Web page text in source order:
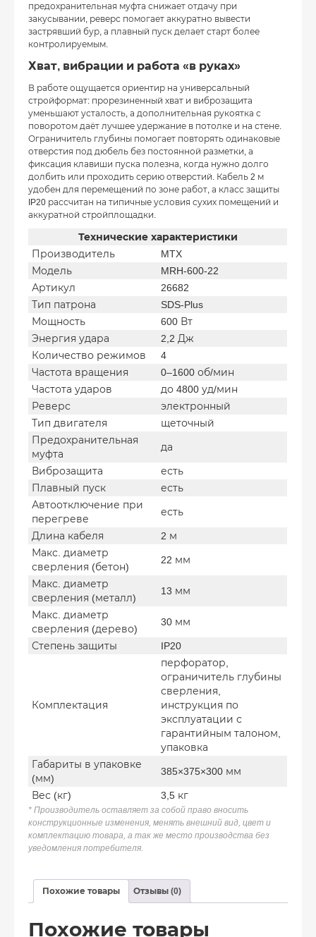
предохранительная муфта снижает отдачу при
закусывании, реверс помогает аккуратно вывести
застрявший бур, а плавный пуск делает старт более
контролируемым.
Хват, вибрации и работа «в руках»
В работе ощущается ориентир на универсальный
стройформат: прорезиненный хват и виброзащита
уменьшают усталость, а дополнительная рукоятка с
поворотом даёт лучшее удержание в потолке и на стене.
Ограничитель глубины помогает повторять одинаковые
отверстия под дюбель без постоянной разметки, а
фиксация клавиши пуска полезна, когда нужно долго
долбить или проходить серию отверстий. Кабель 2 м
удобен для перемещений по зоне работ, а класс защиты
IP20 рассчитан на типичные условия сухих помещений и
аккуратной стройплощадки.
Технические характеристики
Производитель
MTX
Модель
MRH-600-22
Артикул
26682
Тип патрона
SDS-Plus
Мощность
600 Вт
Энергия удара
2,2 Дж
Количество режимов
4
Частота вращения
0–1600 об/мин
Частота ударов
до 4800 уд/мин
Реверс
электронный
Тип двигателя
щеточный
Предохранительная
муфта
да
Виброзащита
есть
Плавный пуск
есть
Автоотключение при
перегреве
есть
Длина кабеля
2 м
Макс. диаметр
сверления (бетон)
22 мм
Макс. диаметр
сверления (металл)
13 мм
Макс. диаметр
сверления (дерево)
30 мм
Степень защиты IP20
Комплектация
перфоратор,
ограничитель глубины
сверления,
инструкция по
эксплуатации с
гарантийным талоном,
упаковка
Габариты в упаковке
(мм)
385×375×300 мм
Вес (кг) 3,5 кг
* Производитель оставляет за собой право вносить
конструкционные изменения, менять внешний вид, цвет и
комплектацию товара, а так же место производства без
уведомления потребителя.
Похожие товары Отзывы (0)
Похожие товары